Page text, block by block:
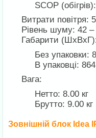
SCOP
Витрати повітря:
Рівень шуму: 42
Габарити
Без упаковки:
В упаковці:
Вага:
Нетто: 8.00 кг
Брутто: 9.00 кг
Зовнішній блок Idea